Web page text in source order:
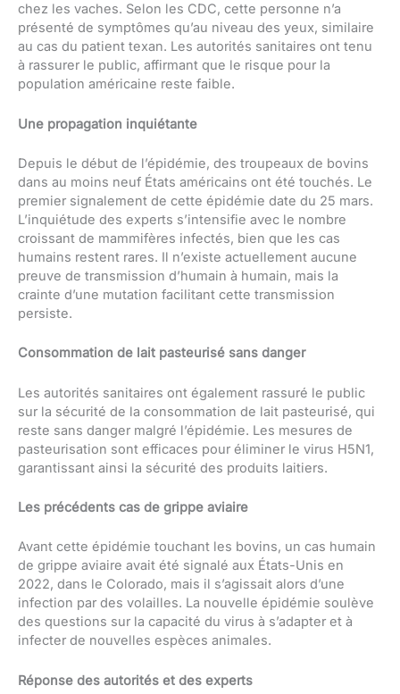
chez les vaches. Selon les CDC, cette personne n’a
présenté de symptômes qu’au niveau des yeux, similaire
au cas du patient texan. Les autorités sanitaires ont tenu
à rassurer le public, affirmant que le risque pour la
population américaine reste faible.
Une propagation inquiétante
Depuis le début de l’épidémie, des troupeaux de bovins
dans au moins neuf États américains ont été touchés. Le
premier signalement de cette épidémie date du 25 mars.
L’inquiétude des experts s’intensifie avec le nombre
croissant de mammifères infectés, bien que les cas
humains restent rares. Il n’existe actuellement aucune
preuve de transmission d’humain à humain, mais la
crainte d’une mutation facilitant cette transmission
persiste.
Consommation de lait pasteurisé sans danger
Les autorités sanitaires ont également rassuré le public
sur la sécurité de la consommation de lait pasteurisé, qui
reste sans danger malgré l’épidémie. Les mesures de
pasteurisation sont efficaces pour éliminer le virus H5N1,
garantissant ainsi la sécurité des produits laitiers.
Les précédents cas de grippe aviaire
Avant cette épidémie touchant les bovins, un cas humain
de grippe aviaire avait été signalé aux États-Unis en
2022, dans le Colorado, mais il s’agissait alors d’une
infection par des volailles. La nouvelle épidémie soulève
des questions sur la capacité du virus à s’adapter et à
infecter de nouvelles espèces animales.
Réponse des autorités et des experts